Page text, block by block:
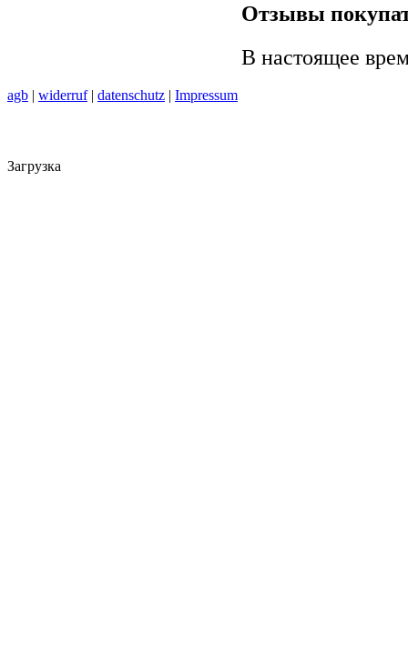
Отзывы
В настоящее
agb | widerruf| datenschutz | Impressum
Загрузка